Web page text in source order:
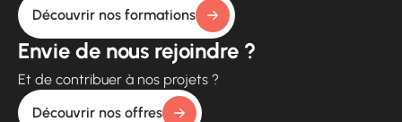
Découvrir nos formations
Envie de nous rejoindre ?
Et de contribuer à nos projets ?
Découvrir nos offres